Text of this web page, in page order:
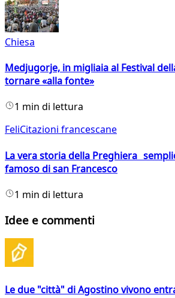
Chiesa
Medjugorje, in migliaia al Festival
tornare «alla fonte»
1 min di lettura
FeliCitazioni francescane
La vera storia della Preghiera
famoso di san Francesco
1 min di lettura
Idee e commenti
Le due "città" di Agostino vivono